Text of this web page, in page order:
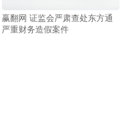
赢翻网 证监会严肃查处东方通
严重财务造假案件